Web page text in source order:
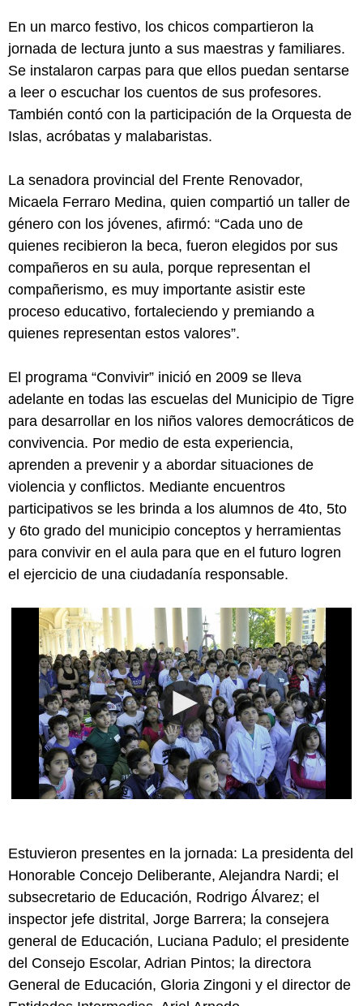
En un marco festivo, los chicos compartieron la
jornada de lectura junto a sus maestras y familiares.
Se instalaron carpas para que ellos puedan sentarse
a leer o escuchar los cuentos de sus profesores.
También contó con la participación de la Orquesta de
Islas, acróbatas y malabaristas.
La senadora provincial del Frente Renovador,
Micaela Ferraro Medina, quien compartió un taller de
género con los jóvenes, afirmó: “Cada uno de
quienes recibieron la beca, fueron elegidos por sus
compañeros en su aula, porque representan el
compañerismo, es muy importante asistir este
proceso educativo, fortaleciendo y premiando a
quienes representan estos valores”.
El programa “Convivir” inició en 2009 se lleva
adelante en todas las escuelas del Municipio de Tigre
para desarrollar en los niños valores democráticos de
convivencia. Por medio de esta experiencia,
aprenden a prevenir y a abordar situaciones de
violencia y conflictos. Mediante encuentros
participativos se les brinda a los alumnos de 4to, 5to
y 6to grado del municipio conceptos y herramientas
para convivir en el aula para que en el futuro logren
el ejercicio de una ciudadanía responsable.
Estuvieron presentes en la jornada: La presidenta del
Honorable Concejo Deliberante, Alejandra Nardi; el
subsecretario de Educación, Rodrigo Álvarez; el
inspector jefe distrital, Jorge Barrera; la consejera
general de Educación, Luciana Padulo; el presidente
del Consejo Escolar, Adrian Pintos; la directora
General de Educación, Gloria Zingoni y el director de